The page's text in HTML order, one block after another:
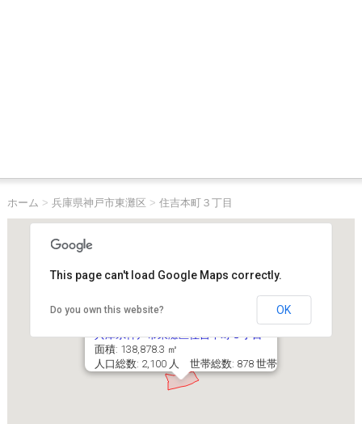
ホーム > 兵庫県神戸市東灘区 > 住吉本町３丁目
兵庫県神戸市東灘区住吉本町３丁目
面積: 138,878.3 ㎡
人口総数: 2,100 人 世帯総数: 878 世帯
This page can't load Google Maps correctly.
Do you own this website? OK